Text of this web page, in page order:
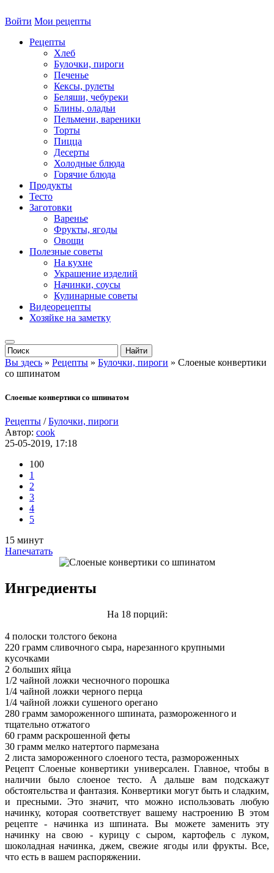
Войти Мои рецепты
Рецепты
Хлеб
Булочки, пироги
Печенье
Кексы, рулеты
Беляши, чебуреки
Блины, оладьи
Пельмени, вареники
Торты
Пицца
Десерты
Холодные блюда
Горячие блюда
Продукты
Тесто
Заготовки
Варенье
Фрукты, ягоды
Овощи
Полезные советы
На кухне
Украшение изделий
Начинки, соусы
Кулинарные советы
Видеорецепты
Хозяйке на заметку
Вы здесь » Рецепты » Булочки, пироги » Слоеные конвертики
со шпинатом
Слоеные конвертики со шпинатом
Рецепты /Булочки, пироги
Автор: cook
25-05-2019, 17:18
100
1
2
3
4
5
15 минут
Напечатать
Ингредиенты
На 18 порций:
4 полоски толстого бекона
220 грамм сливочного сыра, нарезанного крупными
кусочками
2 больших яйца
1/2 чайной ложки чесночного порошка
1/4 чайной ложки черного перца
1/4 чайной ложки сушеного орегано
280 грамм замороженного шпината, размороженного и
тщательно отжатого
60 грамм раскрошенной феты
30 грамм мелко натертого пармезана
2 листа замороженного слоеного теста, размороженных
Рецепт Слоеные конвертики универсален. Главное, чтобы в
наличии было слоеное тесто. А дальше вам подскажут
обстоятельства и фантазия. Конвертики могут быть и сладким,
и пресными. Это значит, что можно использовать любую
начинку, которая соответствует вашему настроению В этом
рецепте - начинка из шпината. Вы можете заменить эту
начинку на свою - курицу с сыром, картофель с луком,
шоколадная начинка, джем, свежие ягоды или фрукты. Все,
что есть в вашем распоряжении.